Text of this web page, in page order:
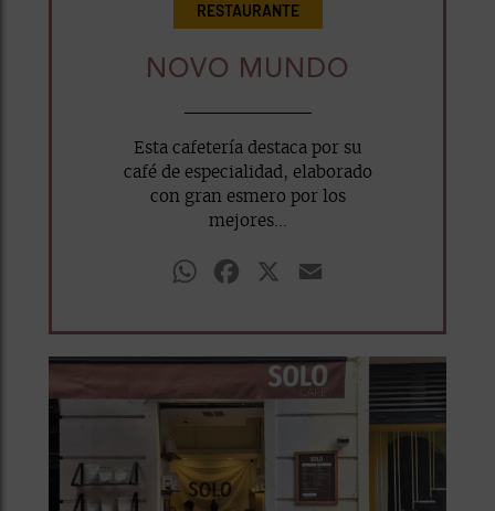
RESTAURANTE
NOVO MUNDO
Esta cafetería destaca por su
café de especialidad, elaborado
con gran esmero por los
mejores...
WhatsAppFacebook